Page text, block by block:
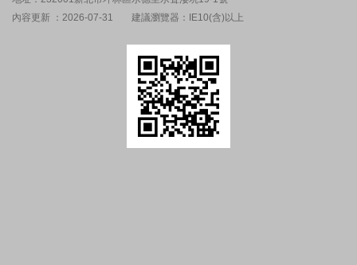
內容更新 ：2026-07-31
建議瀏覽器：IE10(含)以上